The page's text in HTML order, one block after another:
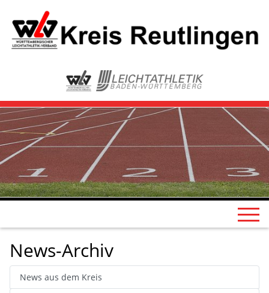
News-Archiv
News aus dem Kreis